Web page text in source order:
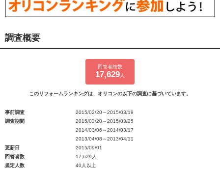
調査概要
回答者総数
17,629 人
このリフォームランキングは、オリコンの以下の調査に基づいています。
事前調査
2015/02/20～2015/03/19
調査期間
2015/03/20～2015/03/25
2014/03/06～2014/03/17
2013/04/08～2013/04/11
更新日
2015/09/01
回答者数
17,629人
規定人数
40人以上